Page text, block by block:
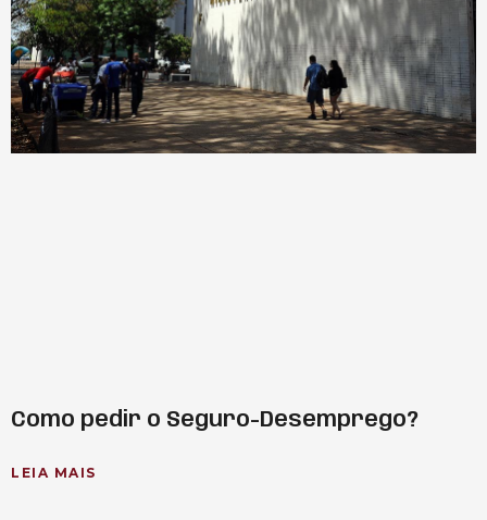
Como pedir o Seguro-Desemprego?
LEIA MAIS